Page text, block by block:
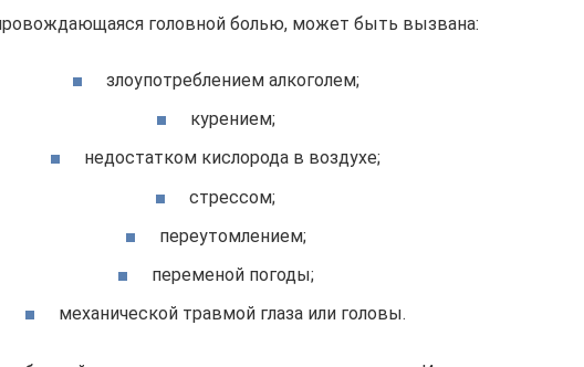
головной болью, может быть вызвана:
злоупотреблением алкоголем;
курением;
недостатком кислорода в воздухе;
стрессом;
переутомлением;
переменой погоды;
механической травмой глаза или головы.